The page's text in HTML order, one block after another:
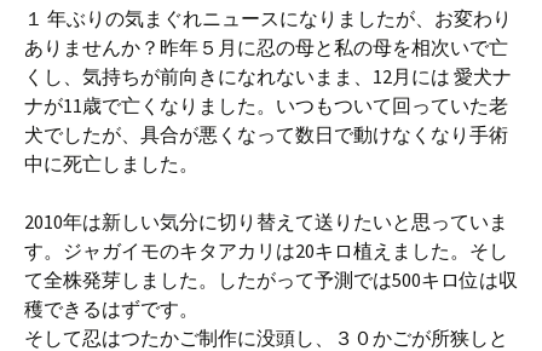
１ 年ぶりの気まぐれニュースになりましたが、お変わり
ありませんか？昨年５月に忍の母と私の母を相次いで亡
くし、気持ちが前向きになれないまま、12月には 愛犬ナ
ナが11歳で亡くなりました。いつもついて回っていた老
犬でしたが、具合が悪くなって数日で動けなくなり手術
中に死亡しました。
2010年は新しい気分に切り替えて送りたいと思っていま
す。ジャガイモのキタアカリは20キロ植えました。そし
て全株発芽しました。したがって予測では500キロ位は収
穫できるはずです。
そして忍はつたかご制作に没頭し、３０かごが所狭しと